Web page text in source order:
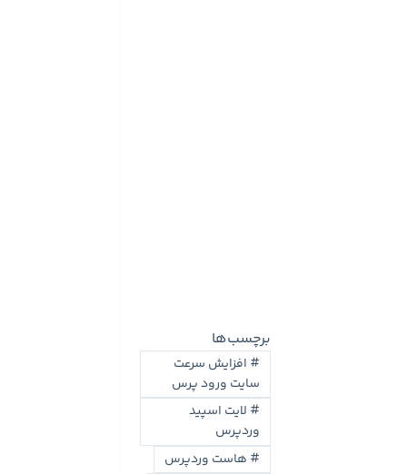
برچسب‌ها
# افزایش سرعت
سایت ورود پرس
# لایت اسپید
وردپرس
# هاست وردپرس